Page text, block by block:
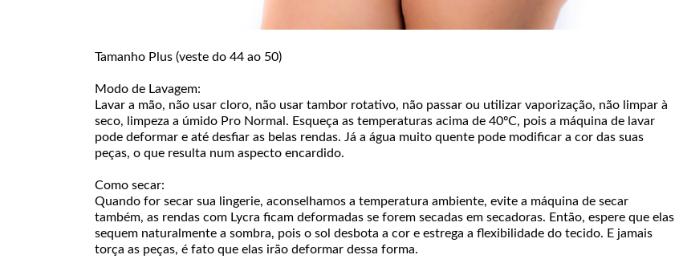
Tamanho Plus (veste do 44 ao 50)
Modo de Lavagem:
Lavar a mão, não usar cloro, não usar tambor rotativo, não passar ou utilizar vaporização, não limpar à
seco, limpeza a úmido Pro Normal. Esqueça as temperaturas acima de 40ºC, pois a máquina de lavar
pode deformar e até desfiar as belas rendas. Já a água muito quente pode modificar a cor das suas
peças, o que resulta num aspecto encardido.
Como secar:
Quando for secar sua lingerie, aconselhamos a temperatura ambiente, evite a máquina de secar
também, as rendas com Lycra ficam deformadas se forem secadas em secadoras. Então, espere que elas
sequem naturalmente a sombra, pois o sol desbota a cor e estrega a flexibilidade do tecido. E jamais
torça as peças, é fato que elas irão deformar dessa forma.